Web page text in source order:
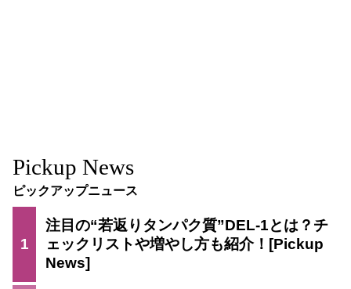
Pickup News
ピックアップニュース
1
注目の“若返りタンパク質”DEL-1とは？チ
ェックリストや増やし方も紹介！